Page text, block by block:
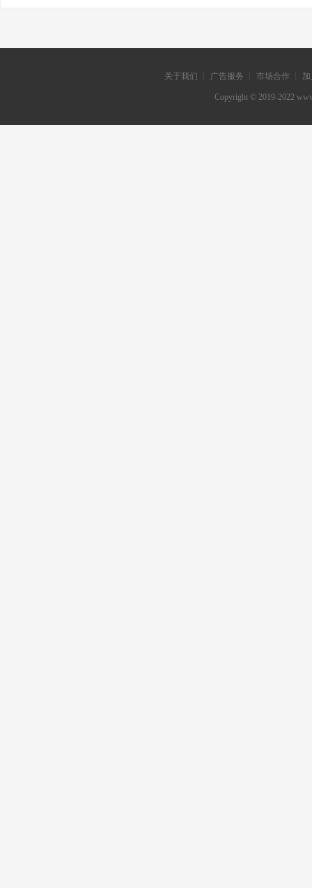
关于我们 ┊ 广告服务 ┊ 市场合作 ┊
Copyright © 2019-2022